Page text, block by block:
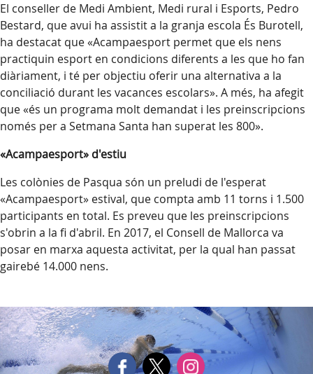
El conseller de Medi Ambient, Medi rural i Esports, Pedro
Bestard, que avui ha assistit a la granja escola És Burotell,
ha destacat que «Acampaesport permet que els nens
practiquin esport en condicions diferents a les que ho fan
diàriament, i té per objectiu oferir una alternativa a la
conciliació durant les vacances escolars». A més, ha afegit
que «és un programa molt demandat i les preinscripcions
només per a Setmana Santa han superat les 800».
«Acampaesport» d'estiu
Les colònies de Pasqua són un preludi de l'esperat
«Acampaesport» estival, que compta amb 11 torns i 1.500
participants en total. Es preveu que les preinscripcions
s'obrin a la fi d'abril. En 2017, el Consell de Mallorca va
posar en marxa aquesta activitat, per la qual han passat
gairebé 14.000 nens.